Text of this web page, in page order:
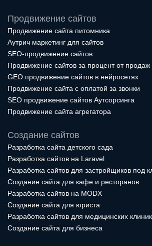
Продвижение сайтов
Продвижение сайта питомника
Аутрич маркетинг для сайтов
SEO-продвижение сайтов
Продвижение сайтов за процент от продаж
GEO продвижение сайтов в нейросетях
Продвижение сайта с оплатой за звонки
SEO продвижение сайтов Аутсорсинга
Продвижение сайта агрегатора
Создание сайтов
Разработка сайта детского сада
Разработка сайтов на Laravel
Разработка сайтов для застройщиков под
Создание сайта для кафе и ресторанов
Разработка сайтов на MODX
Создание сайта для юриста
Разработка сайтов для медицинских клиник
Создание сайта для бизнеса